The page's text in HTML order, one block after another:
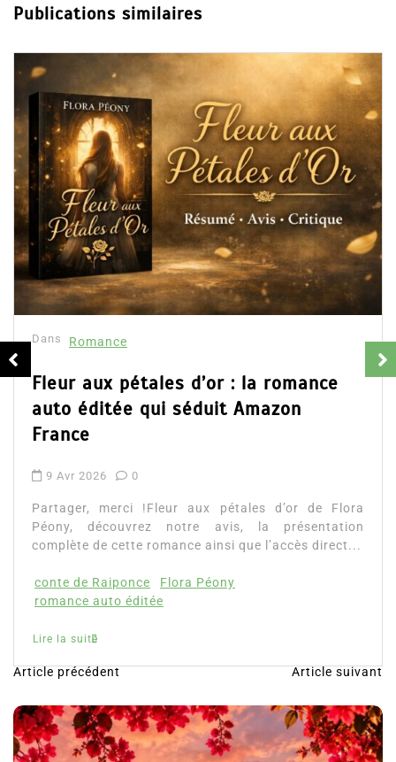
Publications similaires
d’or : la romance
séduit Amazon
aux pétales d’or de Flora
notre avis, la présentation
ainsi que l’accès direct...
Flora Péony
Dans Romance
Collector
résumé et
Partager,
ainsi que l’accès
N
a
v
Article précédent Article suivant